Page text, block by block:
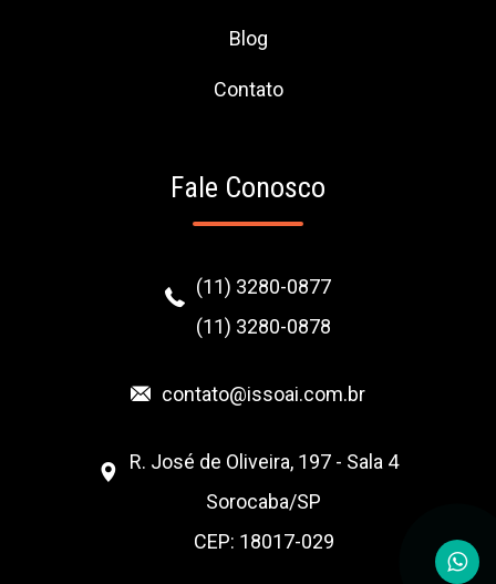
Blog
Contato
Fale Conosco
(11) 3280-0877
(11) 3280-0878
contato@issoai.com.br
R. José de Oliveira, 197 - Sala 4
Sorocaba/SP
CEP: 18017-029